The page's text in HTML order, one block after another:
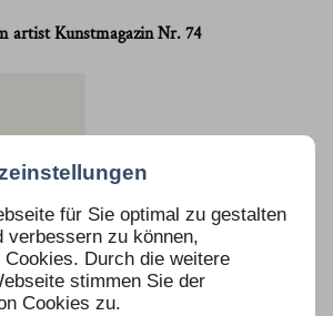
für Sie optimal zu gestalten
verbessern zu können,
Durch die weitere
stimmen Sie der
Cookies zu.
artist Kunstmagazin Nr. 74